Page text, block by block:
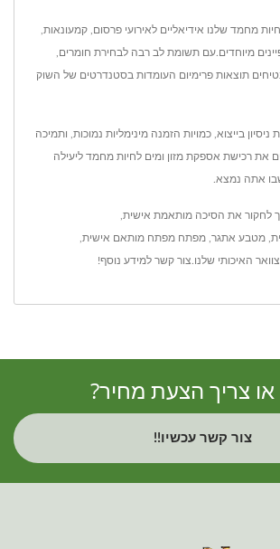
מחמד שלנו אידיאליים לאירועי פרסום, קמעונאות,
מיוחדים.עם תשומת לב רבה לבחירת חומרים,
תוצאות פרימיום העומדות בסטנדרטים של השוק
מ-20 שנות ניסיון בייצוא, כמויות הזמנה מינימליות נמוכות, ותמיכה
את רכישת אספקת מזון ומים לחיות מחמד ליעילה
אתה נמצא.
סיכה מותאמת אישית
מטבע אתגר מפתח מפתח מותאם אישית
האיכותי שלנו. צור קשר למידע נוסף!
צריך הצעת מחיר?
צור קשר עכשיו!!